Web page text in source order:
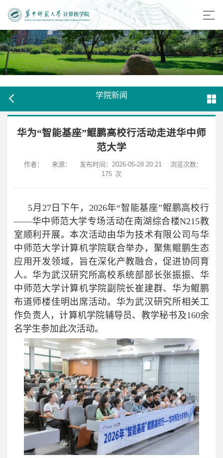
学院新闻
华为“智能基座”鲲鹏高校行活动走进华中师
范大学
作者： 来源： 发布时间：2026-05-28 20:21
浏览次数：
175 次
5月27日下午，2026年“智能基座”鲲鹏高校行
——华中师范大学专场活动在南湖综合楼N215教
室顺利开展。本次活动由华为技术有限公司与华
中师范大学计算机学院联合举办，聚焦鲲鹏生态
应用开发领域，旨在深化产教融合，促进协同育
人。华为武汉研究所高校系统部部长张振振、华
中师范大学计算机学院副院长崔建群、华为鲲鹏
布道师楼佳明出席活动。华为武汉研究所相关工
作负责人，计算机学院辅导员、教学秘书及160余
名学生参加此次活动。